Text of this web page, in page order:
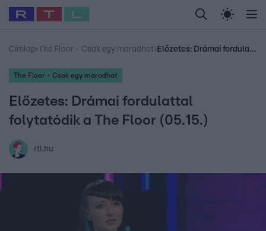
Legfrissebb RTL Híradó Randi Celeb vagyok,
Babits Marcella Most Wanted Gallusz
Címlap› The Floor - Csak egy maradhat› Előzetes: Drámai fordulattal folytatódik a The Floor (05.15.)
The Floor - Csak egy maradhat
Előzetes: Drámai fordulattal
folytatódik a The Floor (05.15.)
rtl.hu